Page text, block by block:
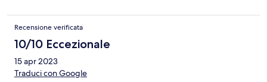
Recensione verificata
10/10 Eccezionale
15 apr 2023
Traduci con Google